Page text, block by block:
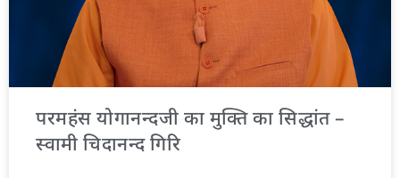
परमहंस योगानन्दजी का मुक्ति का सिद्धांत –
स्वामी चिदानन्द गिरि